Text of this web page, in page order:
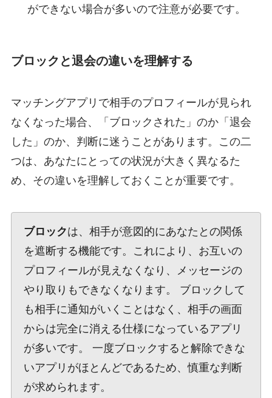
ができない場合が多いので注意が必要です。
ブロックと退会の違いを理解する
マッチングアプリで相手のプロフィールが見られ
なくなった場合、「ブロックされた」のか「退会
した」のか、判断に迷うことがあります。この二
つは、あなたにとっての状況が大きく異なるた
め、その違いを理解しておくことが重要です。
ブロックは、相手が意図的にあなたとの関係
を遮断する機能です。これにより、お互いの
プロフィールが見えなくなり、メッセージの
やり取りもできなくなります。 ブロックして
も相手に通知がいくことはなく、相手の画面
からは完全に消える仕様になっているアプリ
が多いです。 一度ブロックすると解除できな
いアプリがほとんどであるため、慎重な判断
が求められます。